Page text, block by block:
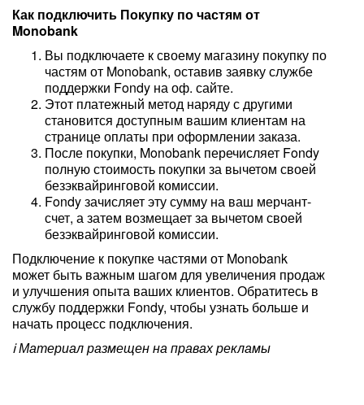
Как подключить Покупку по частям от
Monobank
Вы подключаете к своему магазину покупку по
частям от Monobank, оставив заявку службе
поддержки Fondy на оф. сайте.
Этот платежный метод наряду с другими
становится доступным вашим клиентам на
странице оплаты при оформлении заказа.
После покупки, Monobank перечисляет Fondy
полную стоимость покупки за вычетом своей
безэквайринговой комиссии.
Fondy зачисляет эту сумму на ваш мерчант-
счет, а затем возмещает за вычетом своей
безэквайринговой комиссии.
Подключение к покупке частями от Monobank
может быть важным шагом для увеличения продаж
и улучшения опыта ваших клиентов. Обратитесь в
службу поддержки Fondy, чтобы узнать больше и
начать процесс подключения.
ℹ️ Материал размещен на правах рекламы